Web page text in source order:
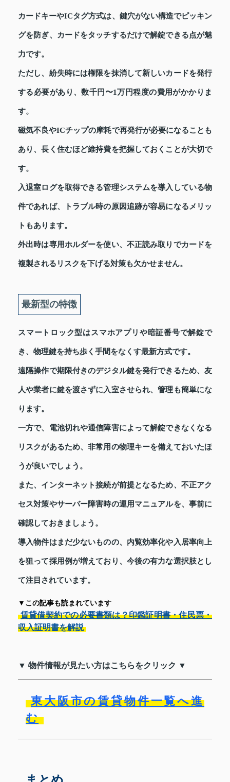
カードキーやICタグ方式は、鍵穴がない構造でピッキン
グを防ぎ、カードをタッチするだけで解錠できる点が魅
力です。
ただし、紛失時には権限を抹消して新しいカードを発行
する必要があり、数千円〜1万円程度の費用がかかりま
す。
磁気不良やICチップの摩耗で再発行が必要になることも
あり、長く住むほど維持費を把握しておくことが大切で
す。
入退室ログを取得できる管理システムを導入している物
件であれば、トラブル時の原因追跡が容易になるメリッ
トもあります。
外出時は専用ホルダーを使い、不正読み取りでカードを
複製されるリスクを下げる対策も欠かせません。
最新型の特徴
スマートロック型はスマホアプリや暗証番号で解錠で
き、物理鍵を持ち歩く手間をなくす最新方式です。
遠隔操作で期限付きのデジタル鍵を発行できるため、友
人や業者に鍵を渡さずに入室させられ、管理も簡単にな
ります。
一方で、電池切れや通信障害によって解錠できなくなる
リスクがあるため、非常用の物理キーを備えておいたほ
うが良いでしょう。
また、インターネット接続が前提となるため、不正アク
セス対策やサーバー障害時の運用マニュアルを、事前に
確認しておきましょう。
導入物件はまだ少ないものの、内覧効率化や入居率向上
を狙って採用例が増えており、今後の有力な選択肢とし
て注目されています。
▼この記事も読まれています
賃貸借契約での必要書類は？印鑑証明書・住民票・
収入証明書を解説
▼ 物件情報が見たい方はこちらをクリック ▼
東大阪市の賃貸物件一覧へ進
む